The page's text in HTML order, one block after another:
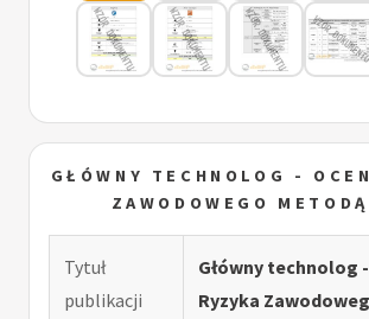
GŁÓWNY TECHNOLOG -
ZAWODOWEGO
Tytuł
publikacji
Główny technolog
Ryzyka